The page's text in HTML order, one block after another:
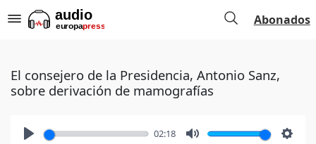
Abonados
El consejero de la Presidencia, Antonio Sanz,
sobre derivación de mamografías
02:18